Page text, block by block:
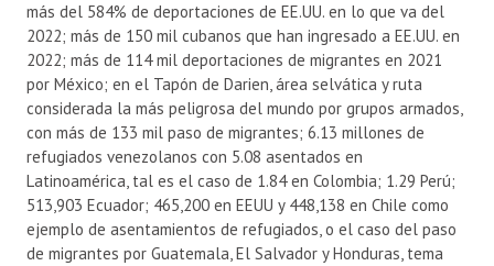
más del 584% de deportaciones de EE.UU. en lo que va del
2022; más de 150 mil cubanos que han ingresado a EE.UU. en
2022; más de 114 mil deportaciones de migrantes en 2021
por México; en el Tapón de Darien, área selvática y ruta
considerada la más peligrosa del mundo por grupos armados,
con más de 133 mil paso de migrantes; 6.13 millones de
refugiados venezolanos con 5.08 asentados en
Latinoamérica, tal es el caso de 1.84 en Colombia; 1.29 Perú;
513,903 Ecuador; 465,200 en EEUU y 448,138 en Chile como
ejemplo de asentamientos de refugiados, o el caso del paso
de migrantes por Guatemala, El Salvador y Honduras, tema